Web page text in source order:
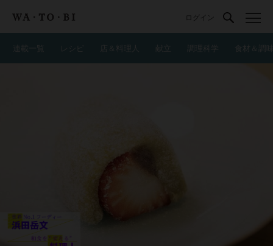
ログイン
レシピ 店＆料理人 献立 食材＆調